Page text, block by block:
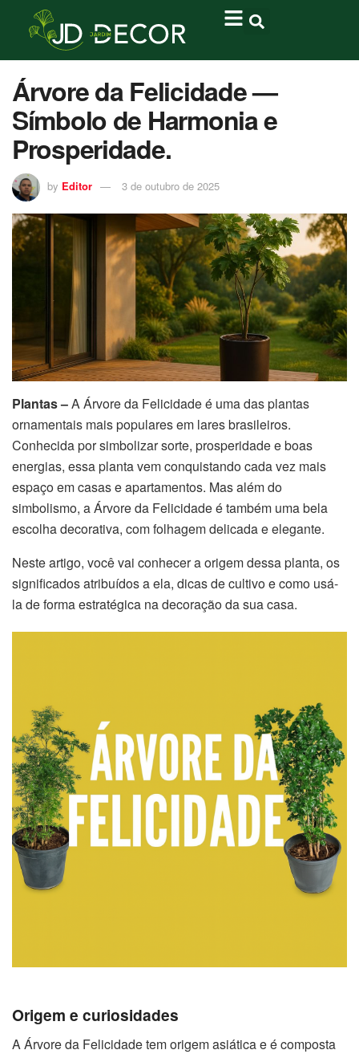
Árvore da Felicidade —
Símbolo de Harmonia e
Prosperidade.
by Editor 3 de outubro de 2025
Plantas –A Árvore da Felicidade é uma das plantas
ornamentais mais populares em lares brasileiros.
Conhecida por simbolizar sorte, prosperidade e boas
energias, essa planta vem conquistando cada vez mais
espaço em casas e apartamentos. Mas além do
simbolismo, a Árvore da Felicidade é também uma bela
escolha decorativa, com folhagem delicada e elegante.
Neste artigo, você vai conhecer a origem dessa planta, os
significados atribuídos a ela, dicas de cultivo e como usá-
la de forma estratégica na decoração da sua casa.
Origem e curiosidades
A Árvore da Felicidade tem origem asiática e é composta